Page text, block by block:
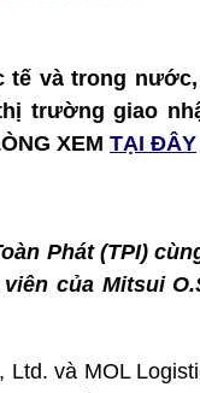
tế và trong
trường giao
XEM TẠI ĐÂY
Phát (TPI)
của Mitsui
và MOL